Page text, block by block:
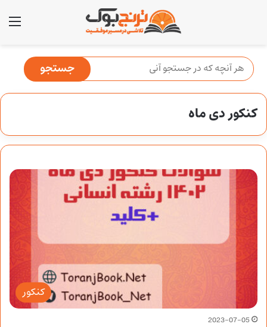
کنکور دی ماه
کنکور
2023-07-05